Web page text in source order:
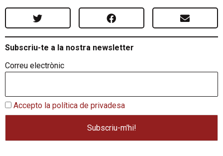
Subscriu-te a la nostra newsletter
Correu electrònic
Accepto la política de privadesa